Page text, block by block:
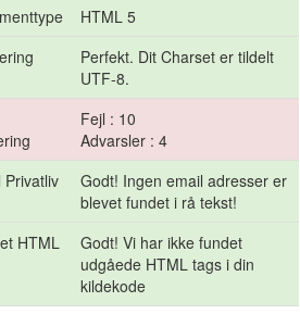
HTML 5
Perfekt. Dit Charset er tildelt
UTF-8.
Fejl : 10
Advarsler : 4
Privatliv
Godt! Ingen email adresser er
blevet fundet i rå tekst!
HTML
Godt! Vi har ikke fundet
udgåede HTML tags i din
kildekode